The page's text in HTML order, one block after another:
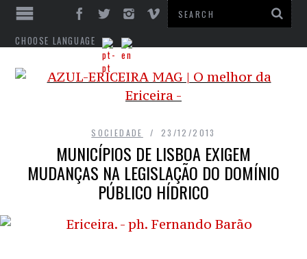
CHOOSE LANGUAGE
SOCIEDADE 23/12/2013
MUNICÍPIOS DE LISBOA EXIGEM
MUDANÇAS NA LEGISLAÇÃO DO DOMÍNIO
PÚBLICO HÍDRICO